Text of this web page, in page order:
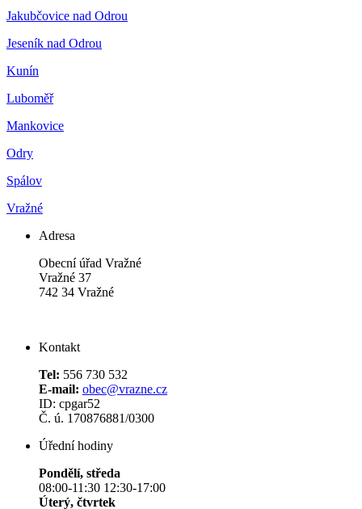
Jakubčovice nad Odrou
Jeseník nad Odrou
Kunín
Luboměř
Mankovice
Odry
Spálov
Vražné
Adresa
Obecní úřad Vražné
Vražné 37
742 34 Vražné
Kontakt
Tel: 556 730 532
E-mail: obec@vrazne.cz
ID: cpgar52
Č. ú. 170876881/0300
Úřední hodiny
Pondělí, středa
08:00-11:30 12:30-17:00
Úterý, čtvrtek